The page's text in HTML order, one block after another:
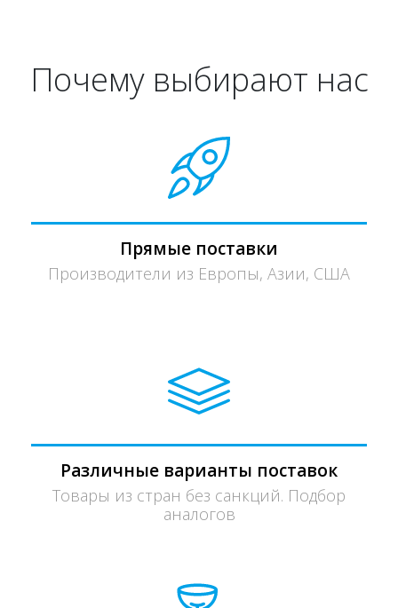
Почему выбирают нас
Прямые поставки
Производители из Европы, Азии, США
Различные варианты поставок
Товары из стран без санкций. Подбор
аналогов